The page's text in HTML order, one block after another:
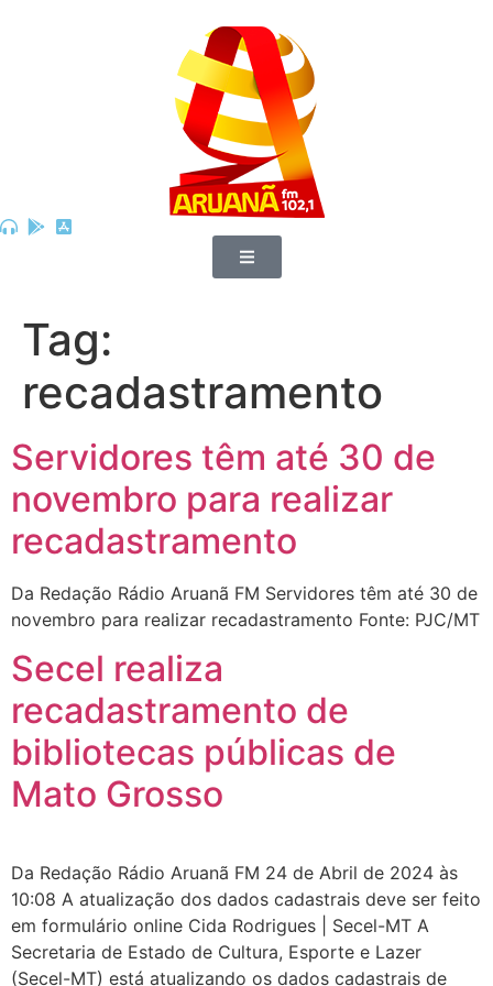
Tag:
recadastramento
Servidores têm até 30 de
novembro para realizar
recadastramento
Da Redação Rádio Aruanã FM Servidores têm até 30 de
novembro para realizar recadastramento Fonte: PJC/MT
Secel realiza
recadastramento de
bibliotecas públicas de
Mato Grosso
Da Redação Rádio Aruanã FM 24 de Abril de 2024 às
10:08 A atualização dos dados cadastrais deve ser feito
em formulário online Cida Rodrigues | Secel-MT A
Secretaria de Estado de Cultura, Esporte e Lazer
(Secel-MT) está atualizando os dados cadastrais de